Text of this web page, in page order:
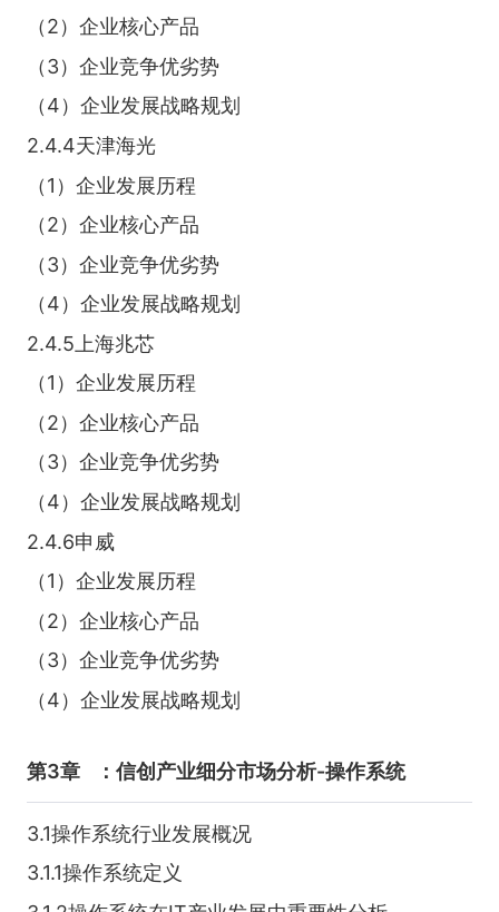
（2）企业核心产品
（3）企业竞争优劣势
（4）企业发展战略规划
2.4.4天津海光
（1）企业发展历程
（2）企业核心产品
（3）企业竞争优劣势
（4）企业发展战略规划
2.4.5上海兆芯
（1）企业发展历程
（2）企业核心产品
（3）企业竞争优劣势
（4）企业发展战略规划
2.4.6申威
（1）企业发展历程
（2）企业核心产品
（3）企业竞争优劣势
（4）企业发展战略规划
第3章 ：信创产业细分市场分析-操作系统
3.1操作系统行业发展概况
3.1.1操作系统定义